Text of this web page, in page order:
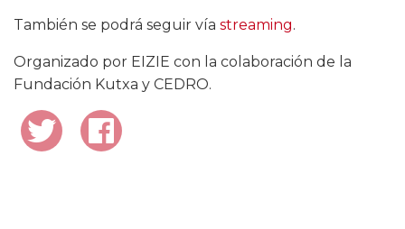
También se podrá seguir vía streaming.
Organizado por EIZIE con la colaboración de la
Fundación Kutxa y CEDRO.